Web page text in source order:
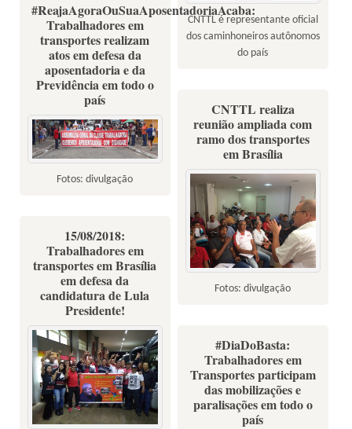
CNTTL é representante oficial
dos caminhoneiros autônomos
do país
#ReajaAgoraOuSuaAposentadoriaAcaba:
Trabalhadores em
transportes realizam
atos em defesa da
aposentadoria e da
Previdência em todo o
país
Fotos: divulgação
CNTTL realiza
reunião ampliada com
ramo dos transportes
em Brasília
Fotos: divulgação
15/08/2018:
Trabalhadores em
transportes em Brasília
em defesa da
candidatura de Lula
Presidente!
#DiaDoBasta:
Trabalhadores em
Transportes participam
das mobilizações e
paralisações em todo o
país